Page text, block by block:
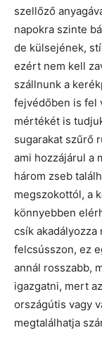
szellőző
napokra szinte
de külsejének,
ezért nem kell
szállnunk a
fejvédőben is fel
mértékét is
sugarakat szűrő
ami hozzájárul a
három zseb
megszokottól, a
könnyebben
csík
felcsússzon, ez
annál rosszabb,
igazgatni, mert
országútis vagy
megtalálhatja